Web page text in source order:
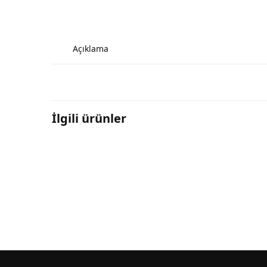
Açıklama
İlgili ürünler